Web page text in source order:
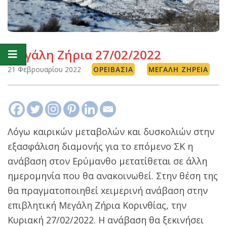
Μεγάλη Ζήρια 27/02/2022
21 Φεβρουαρίου 2022 ΟΡΕΙΒΑΣΊΑ ΜΕΓΆΛΗ ΖΉΡΕΙΑ
Λόγω καιρικών μεταβολών και δυσκολιών στην
εξασφάλιση διαμονής για το επόμενο ΣΚ η
ανάβαση στον Ερύμανθο μετατίθεται σε άλλη
ημερομηνία που θα ανακοινωθεί. Στην θέση της
θα πραγματοποιηθεί xειμερινή ανάβαση στην
επιβλητική Μεγάλη Ζήρια Κορινθίας, την
Κυριακή 27/02/2022. Η ανάβαση θα ξεκινήσει